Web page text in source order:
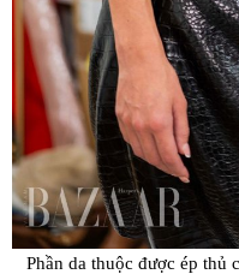
Phần da thuộc được ép thủ